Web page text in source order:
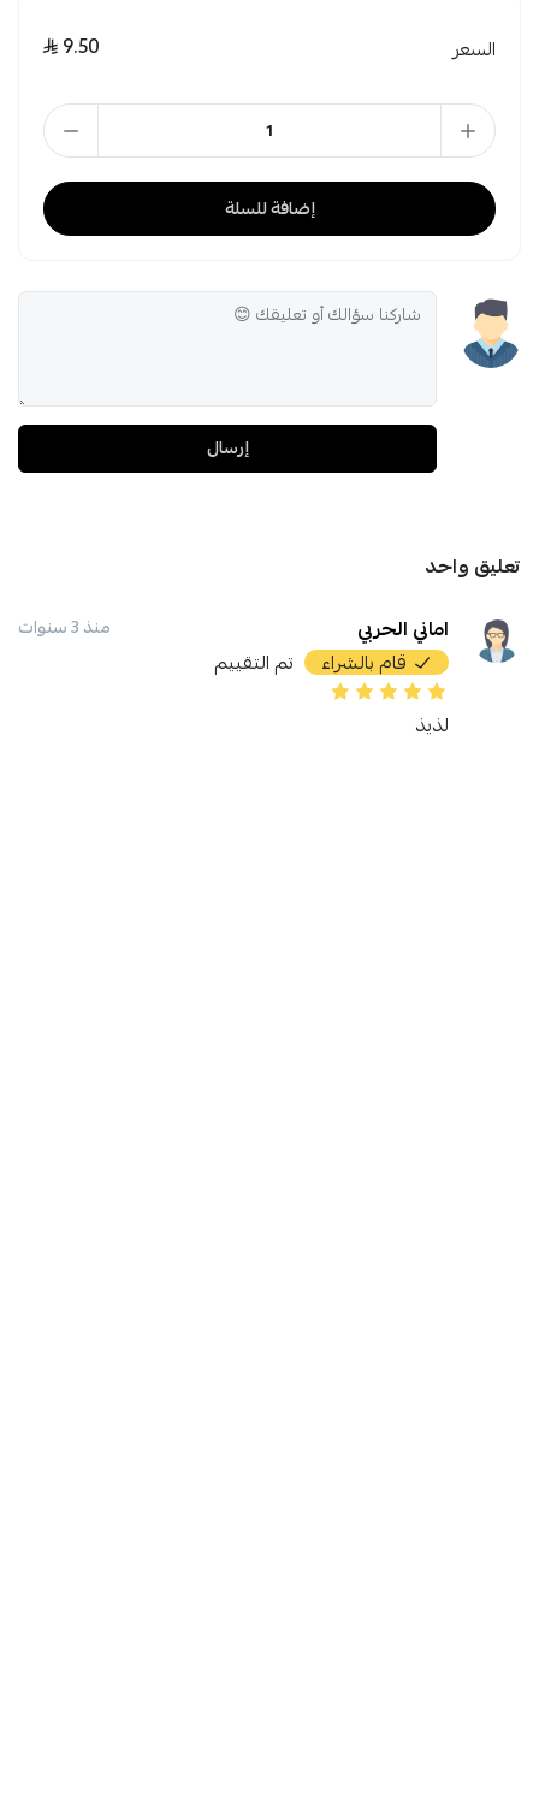
السعر 9.50
إضافة للسلة
إرسال
تعليق واحد
اماني الحربي
قام بالشراء
تم التقييم
منذ 3 سنوات
لذيذ